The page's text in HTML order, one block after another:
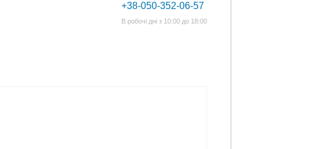
+38-050-352-06-57
В робочі дні з 10:00 до 18:00